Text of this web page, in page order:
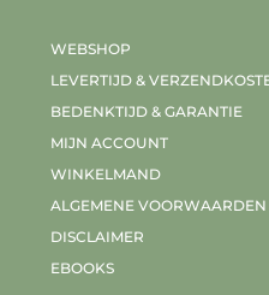
WEBSHOP
LEVERTIJD &
BEDENKTIJD & GARANTIE
MIJN ACCOUNT
WINKELMAND
ALGEMENE VOORWAARDEN
DISCLAIMER
EBOOKS